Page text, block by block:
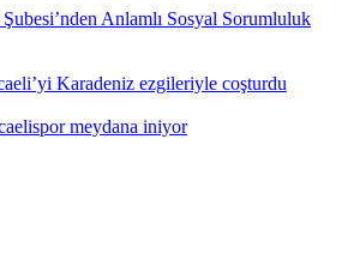
Anlamlı Sosyal Sorumluluk
Karadeniz ezgileriyle coşturdu
meydana iniyor